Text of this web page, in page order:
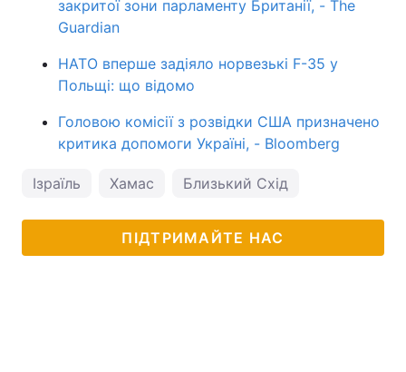
закритої зони парламенту Британії, - The
Guardian
НАТО вперше задіяло норвезькі F-35 у
Польщі: що відомо
Головою комісії з розвідки США призначено
критика допомоги Україні, - Bloomberg
Ізраїль Хамас Близький Схід
ПІДТРИМАЙТЕ НАС